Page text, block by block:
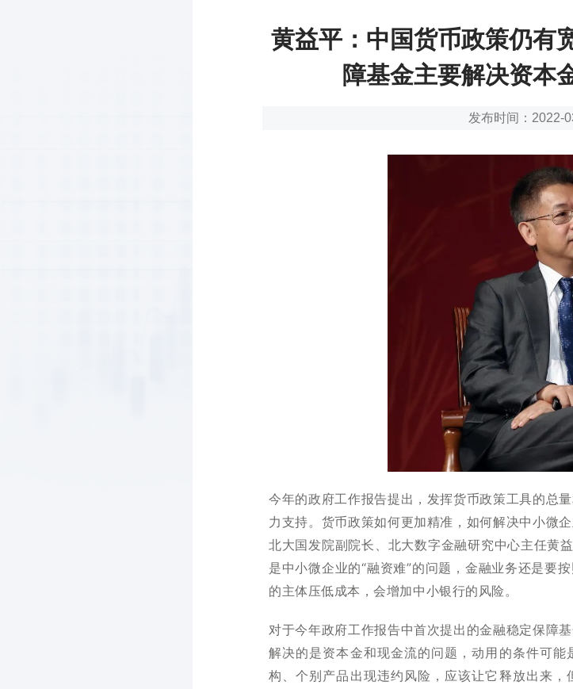
黄益平：中国货币政策仍有
障基金主要解决资本
发布时间：2022-
今年的政府工作报告提出，发挥货币政策工具的总
力支持。货币政策如何更加精准，如何解决中小微
北大国发院副院长、北大数字金融研究中心主任黄
是中小微企业的“融资难”的问题，金融业务还是要
的主体压低成本，会增加中小银行的风险。
对于今年政府工作报告中首次提出的金融稳定保障
解决的是资本金和现金流的问题，动用的条件可
构、个别产品出现违约风险，应该让它释放出来